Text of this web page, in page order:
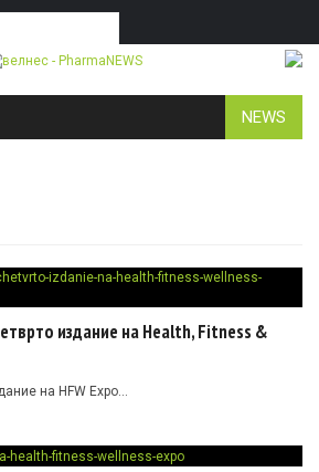
NEWS
издание на Health, Fitness &
на HFW Expo…